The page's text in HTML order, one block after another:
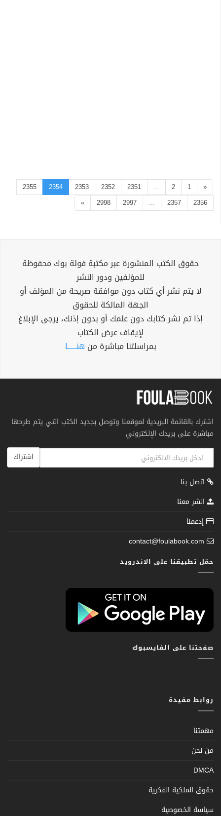
«
1
2
...
2351
2352
2353
2354
2355
2356
2357
...
2997
2998
»
حقوق الكتب المنشورة عبر مكتبة فولة بوك محفوظة
للمؤلفين ودور النشر
لا يتم نشر أي كتاب دون موافقة صريحة من المؤلف أو
الجهة المالكة للحقوق
إذا تم نشر كتابك دون علمك أو بدون إذنك، يرجى الإبلاغ
لإيقاف عرض الكتاب
بمراسلتنا مباشرة من هنــــــا
اشترك بالقائمة البريدية لموقعنا وتوصل بجديد الكتب التي يتم طرحها
مباشرة على بريدك الإلكتروني
اشتراك
اتصل بنا
انشر معنا
إدعمنا
contact@foulabook.com
حمّل تطبيقنا على الاندرويد
صفحتنا على الفايسبوك
روابط مفيدة
مهمتنا
من نحن
DMCA
حقوق الملكية الفكرية
سياسة الخصوصية